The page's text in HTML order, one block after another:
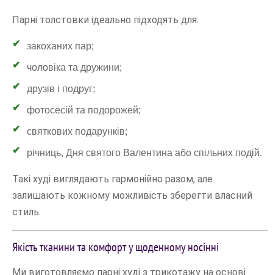
Парні толстовки ідеально підходять для:
закоханих пар;
чоловіка та дружини;
друзів і подруг;
фотосесій та подорожей;
святкових подарунків;
річниць, Дня святого Валентина або спільних подій.
Такі худі виглядають гармонійно разом, але
залишають кожному можливість зберегти власний
стиль.
Якість тканини та комфорт у щоденному носінні
Ми виготовляємо парні худі з трикотажу на основі